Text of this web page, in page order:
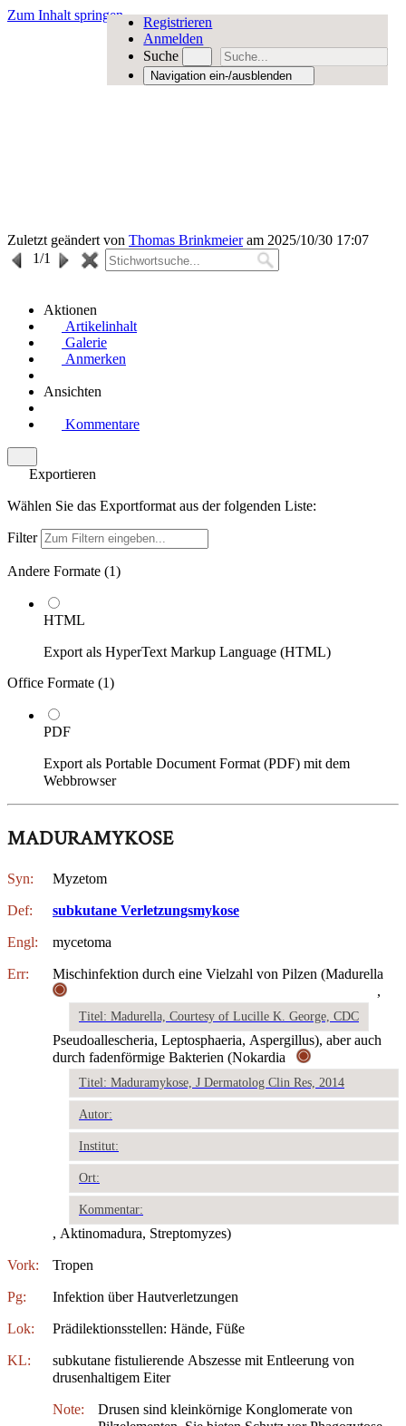
Zum Inhalt springen
Registrieren
Anmelden
Suche
Navigation ein-/ausblenden
Zuletzt geändert von Thomas Brinkmeieram 2025/10/30 17:07
1/1
Aktionen
Artikelinhalt
Galerie
Anmerken
Ansichten
Kommentare
Exportieren
Wählen Sie das Exportformat aus der folgenden Liste:
Filter
Andere Formate (1)
HTML
Export als HyperText Markup Language (HTML)
Office Formate (1)
PDF
Export als Portable Document Format (PDF) mit dem
Webbrowser
MADURAMYKOSE
Syn: Myzetom
Def: subkutane Verletzungsmykose
Engl: mycetoma
Err: Mischinfektion durch eine Vielzahl von Pilzen (Madurella
Titel: Madurella, Courtesy of Lucille K. George, CDC
,
Pseudoallescheria, Leptosphaeria, Aspergillus), aber auch
durch fadenförmige Bakterien (Nokardia
Titel: Maduramykose, J Dermatolog Clin Res, 2014
Autor:
Institut:
Ort:
Kommentar:
, Aktinomadura, Streptomyzes)
Vork: Tropen
Pg: Infektion über Hautverletzungen
Lok: Prädilektionsstellen: Hände, Füße
KL:
subkutane fistulierende Abszesse mit Entleerung von
drusenhaltigem Eiter
Note:
Drusen sind kleinkörnige Konglomerate von